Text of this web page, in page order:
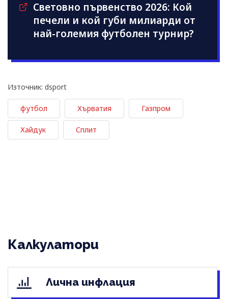
Световно първенство 2026: Кой
печели и кой губи милиарди от
най-големия футболен турнир?
Източник: dsport
футбол Хърватия Газпром
Хайдук Сплит
Калкулатори
Лична инфлация